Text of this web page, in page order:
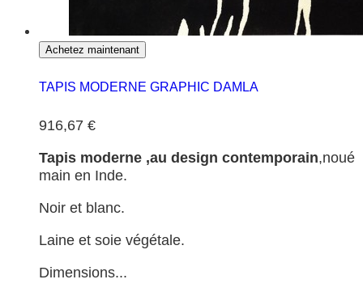
Achetez maintenant
TAPIS MODERNE GRAPHIC DAMLA
916,67 €
Tapis moderne ,au design contemporain,noué
main en Inde.
Noir et blanc.
Laine et soie végétale.
Dimensions...